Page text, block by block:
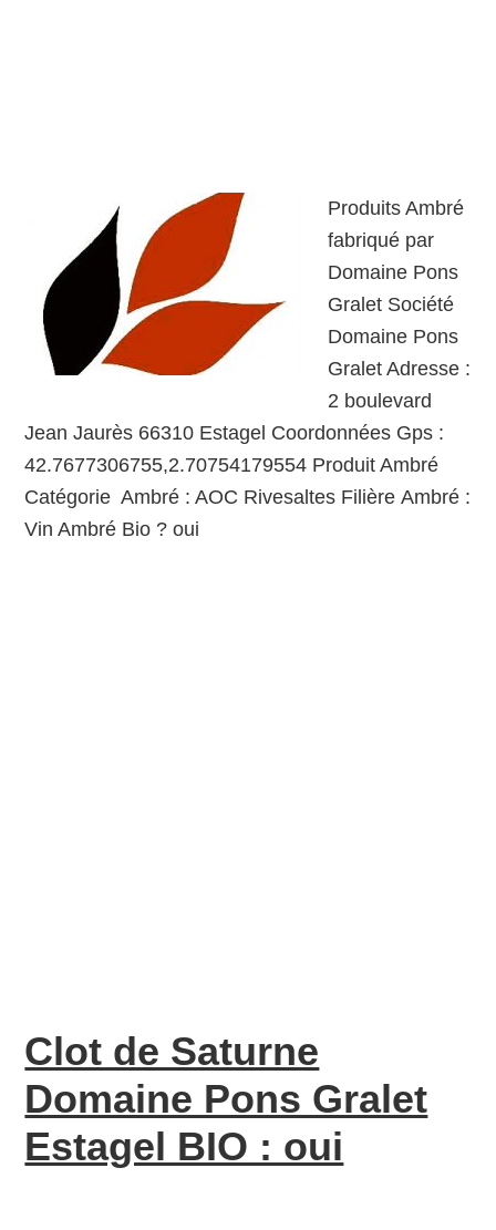
Produits Ambré
fabriqué par
Domaine Pons
Gralet Société
Domaine Pons
Gralet Adresse :
2 boulevard
Jean Jaurès 66310 Estagel Coordonnées Gps :
42.7677306755,2.70754179554 Produit Ambré
Catégorie Ambré : AOC Rivesaltes Filière Ambré :
Vin Ambré Bio ? oui
Clot de Saturne
Domaine Pons Gralet
Estagel BIO : oui